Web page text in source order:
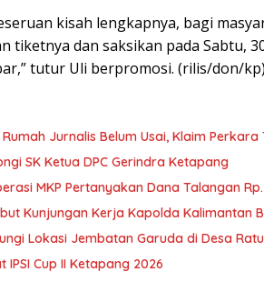
kisah lengkapnya, bagi
tiketnya dan saksikan pada Sabtu,
tutur Uli berpromosi. (rilis/don/kp)
Jurnalis Belum Usai, Klaim Perkara
SK Ketua DPC Gerindra Ketapang
MKP Pertanyakan Dana Talangan
Kunjungan Kerja Kapolda Kalimantan
Lokasi Jembatan Garuda di Desa
IPSI Cup II Ketapang 2026